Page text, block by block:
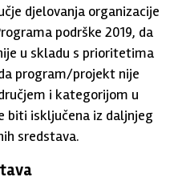
djelovanja organizacije
podrške 2019, da
u skladu s prioritetima
program/projekt nije
i kategorijom u
biti isključena iz daljnjeg
sredstava.